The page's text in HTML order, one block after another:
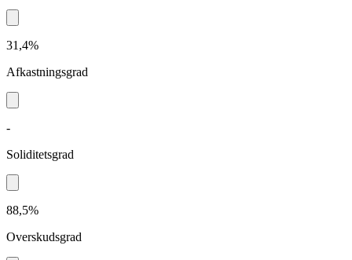
31,4%
Afkastningsgrad
-
Soliditetsgrad
88,5%
Overskudsgrad